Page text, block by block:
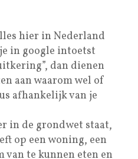
hier in Nederland
in google intoetst
dan dienen
aan waarom wel of
afhankelijk van je
in de grondwet staat,
op een woning, een
van te kunnen eten en